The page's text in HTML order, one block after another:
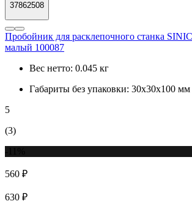
37862508
Пробойник для расклепочного станка
малый 100087
Вес нетто: 0.045 кг
Габариты без упаковки: 30х30х100 мм
5
(3)
560 ₽
630 ₽